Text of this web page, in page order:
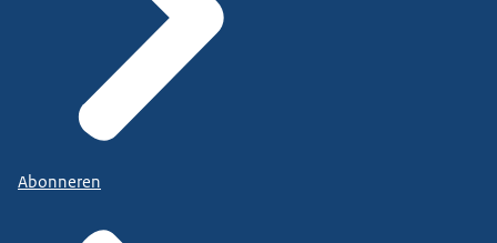
Abonneren